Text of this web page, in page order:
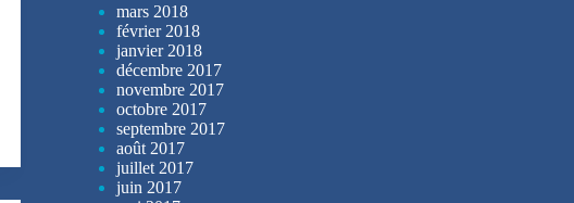
mars 2018
février 2018
janvier 2018
décembre 2017
novembre 2017
octobre 2017
septembre 2017
août 2017
juillet 2017
juin 2017